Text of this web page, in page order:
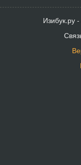
Изибук.ру